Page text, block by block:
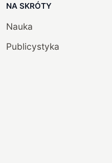
NA SKRÓTY
Nauka
Publicystyka